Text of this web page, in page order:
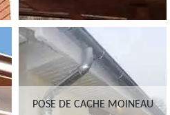
POSE DE CACHE MOINEAU